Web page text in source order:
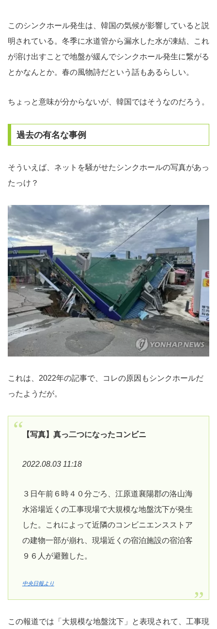
このシンクホール発生は、韓国の気候が影響していると説
明されている。冬季に水道管から漏水した水が凍結、これ
が溶け出すことで地盤が緩んでシンクホール発生に繋がる
とかなんとか。春の風物詩だという話もあるらしい。
ちょっと意味が分からないが、韓国ではそうなのだろう。
過去の有名な事例
そういえば、ネットを騒がせたシンクホールの写真があっ
たっけ？
これは、2022年の記事で、コレの原因もシンクホールだ
ったようだが。
【写真】真っ二つになったコンビニ
2022.08.03 11:18
３日午前６時４０分ごろ、江原道襄陽郡の洛山海
水浴場近くの工事現場で大規模な地盤沈下が発生
した。これによって近隣のコンビニエンスストア
の建物一部が崩れ、現場近くの宿泊施設の宿泊客
９６人が避難した。
中央日報より
この報道では「大規模な地盤沈下」と表現されて、工事現